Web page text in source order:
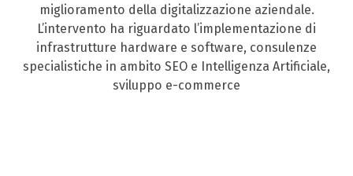
miglioramento della digitalizzazione aziendale.
L’intervento ha riguardato l’implementazione di
infrastrutture hardware e software, consulenze
specialistiche in ambito SEO e Intelligenza Artificiale,
sviluppo e-commerce